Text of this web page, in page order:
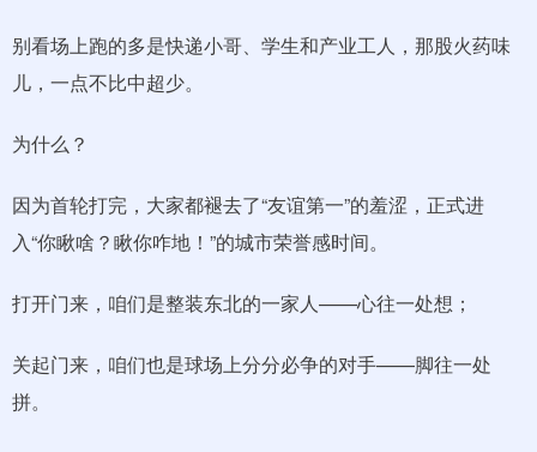
别看场上跑的多是快递小哥、学生和产业工人，那股火药味
儿，一点不比中超少。
为什么？
因为首轮打完，大家都褪去了“友谊第一”的羞涩，正式进
入“你瞅啥？瞅你咋地！”的城市荣誉感时间。
打开门来，咱们是整装东北的一家人——心往一处想；
关起门来，咱们也是球场上分分必争的对手——脚往一处
拼。